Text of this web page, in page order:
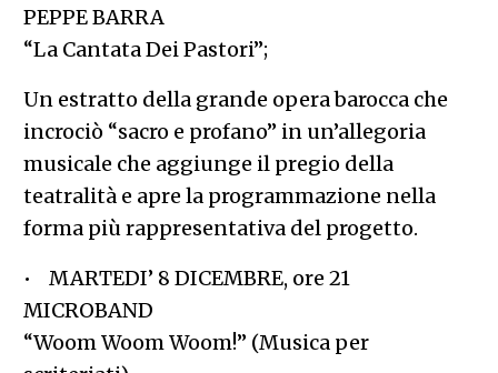
PEPPE BARRA
“La Cantata Dei Pastori”;
Un estratto della grande opera barocca che
incrociò “sacro e profano” in un’allegoria
musicale che aggiunge il pregio della
teatralità e apre la programmazione nella
forma più rappresentativa del progetto.
• MARTEDI’ 8 DICEMBRE, ore 21
MICROBAND
“Woom Woom Woom!” (Musica per